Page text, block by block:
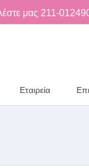
μας 211-
Εταιρεία